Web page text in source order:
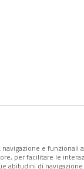
e funzionali
per facilitare le
abitudini di